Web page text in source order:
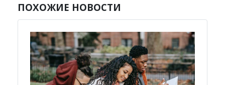
ПОХОЖИЕ НОВОСТИ